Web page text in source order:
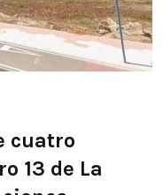
cuatro
13 de La